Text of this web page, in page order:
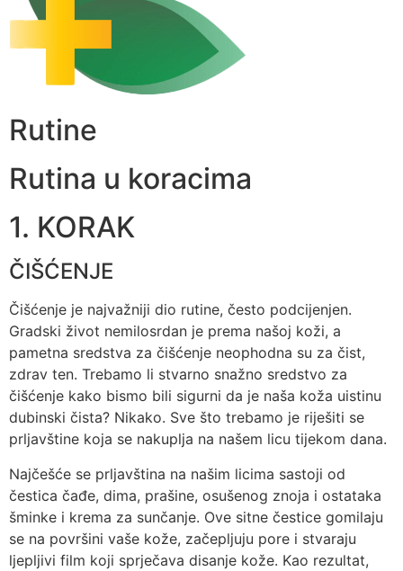
Rutine
Rutina u koracima
1. KORAK
ČIŠĆENJE
Čišćenje je najvažniji dio rutine, često podcijenjen.
Gradski život nemilosrdan je prema našoj koži, a
pametna sredstva za čišćenje neophodna su za čist,
zdrav ten. Trebamo li stvarno snažno sredstvo za
čišćenje kako bismo bili sigurni da je naša koža uistinu
dubinski čista? Nikako. Sve što trebamo je riješiti se
prljavštine koja se nakuplja na našem licu tijekom dana.
Najčešće se prljavština na našim licima sastoji od
čestica čađe, dima, prašine, osušenog znoja i ostataka
šminke i krema za sunčanje. Ove sitne čestice gomilaju
se na površini vaše kože, začepljuju pore i stvaraju
ljepljivi film koji sprječava disanje kože. Kao rezultat,